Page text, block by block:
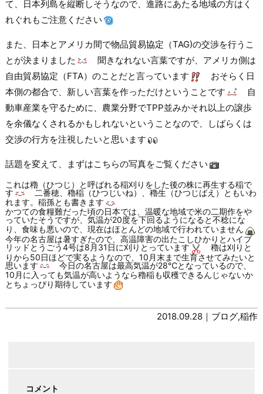
て、日本列島を縦断しそうなので、進路にあたる地域の方はく
れぐれもご注意ください
また、日本とアメリカ間で物品貿易協定（TAG)の交渉を行うこ
とが決まりました
聞きなれない言葉ですが、アメリカ側は
自由貿易協定（FTA）のことだと言っています
おそらく日
本側の都合で、新しい言葉を作っただけということです
自
動車産業を守るために、農業分野でTPP並みかそれ以上の譲歩
を余儀なくされるかもしれないということなので、しばらくは
交渉の行方を注視したいと思います
話題を変えて、まずはこちらの写真をご覧ください
これは穭（ひつじ）と呼ばれる稲刈りをした後の株に再生する稲で
す
二番穂、穭稲（ひつじいね）、穭生（ひつじばえ）ともいわ
れます。稲孫とも書きます
かつての食糧難だった頃の日本では、温暖な地域で米の二期作をや
っていたそうですが、気温が20度を下回るようになると不稔にな
り、食味も悪いので、現在はほとんどの地域で行われていません
今年の名古屋は暑すぎたので、高温障害の出たこしひかりとハイブ
リッドとうごう4号は8月31日に刈りとっています
穭は刈りと
りから50日ほどで実るようなので、10月末まで生育させてみたいと
思います
今日の名古屋は最高気温が28℃となっているので、
10月に入っても気温が高いようなら穭稲も収穫できるんじゃないか
とちょっぴり期待しています
2018.09.28｜ ブログ,稲作
コメント